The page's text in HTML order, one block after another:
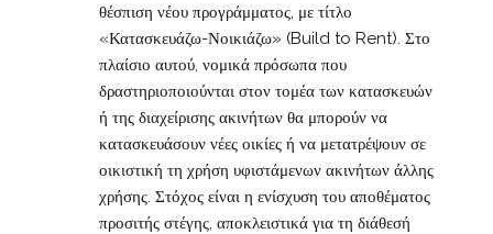
θέσπιση νέου προγράμματος, με τίτλο
«Κατασκευάζω-Νοικιάζω» (Build to Rent). Στο
πλαίσιο αυτού, νομικά πρόσωπα που
δραστηριοποιούνται στον τομέα των κατασκευών
ή της διαχείρισης ακινήτων θα μπορούν να
κατασκευάσουν νέες οικίες ή να μετατρέψουν σε
οικιστική τη χρήση υφιστάμενων ακινήτων άλλης
χρήσης. Στόχος είναι η ενίσχυση του αποθέματος
προσιτής στέγης, αποκλειστικά για τη διάθεσή